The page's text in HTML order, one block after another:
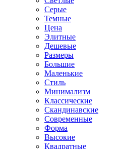
Серые
Темные
Цена
Элитные
Дешевые
Размеры
Большие
Маленькие
Стиль
Минимализм
Классические
Скандинавские
Современные
Форма
Высокие
Квадратные